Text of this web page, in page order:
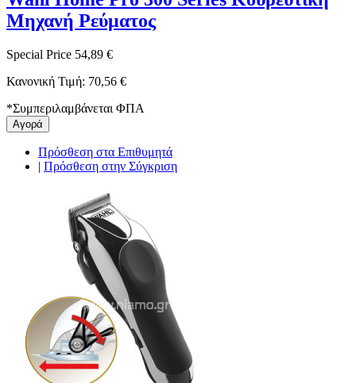
Μηχανή Ρεύματος
Special Price 54,89 €
Κανονική Τιμή: 70,56 €
*Συμπεριλαμβάνεται ΦΠΑ
Αγορά
Πρόσθεση στα Επιθυμητά
| Πρόσθεση στην Σύγκριση